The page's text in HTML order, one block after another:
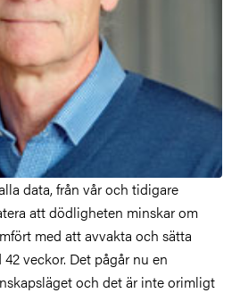
data, från vår och tidigare
att dödligheten minskar om
med att avvakta och sätta
veckor. Det pågår nu en
och det är inte orimligt